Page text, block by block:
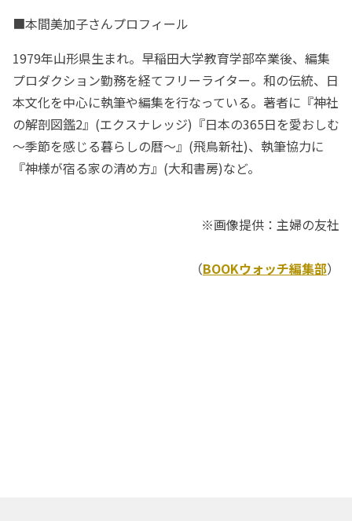
■本間美加子さんプロフィール
1979年山形県生まれ。早稲田大学教育学部卒業後、編集
プロダクション勤務を経てフリーライター。和の伝統、日
本文化を中心に執筆や編集を行なっている。著者に『神社
の解剖図鑑2』(エクスナレッジ)『日本の365日を愛おしむ
～季節を感じる暮らしの暦～』(飛鳥新社)、執筆協力に
『神様が宿る家の清め方』(大和書房)など。
※画像提供：主婦の友社
（BOOKウォッチ編集部）